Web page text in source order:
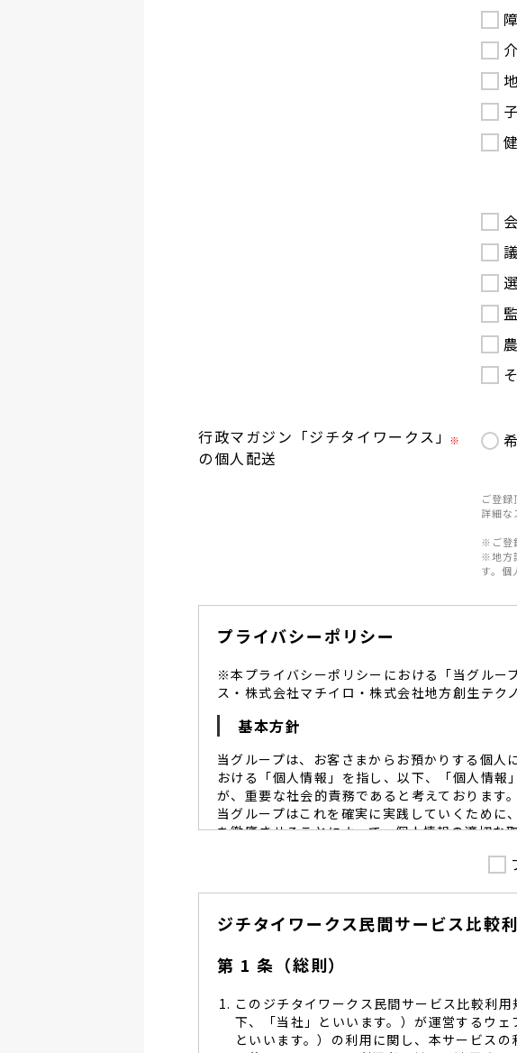
行政マガジン「ジチタイワークス」
の個人配送
※
ご登
詳細な
※ご登
※地方
す。個
プライバシーポリシー
※本プライバシーポリシーにおける「当グルー
ス・株式会社マチイロ・株式会社地方創生テク
基本方針
当グループは、お客さまからお預かりする個
おける「個人情報」を指し、以下、「個人情
が、重要な社会的責務であると考えております。
当グループはこれを確実に実践していくため
を徹底させることによって、個人情報の適切な
当グループは、個人情報保護に係る法令そ
個人情報保護に努めます。
し、同意を得た必要な範囲内で適切な取得、
管理を求め、委託先を監督致します。
当グループは、お預かりする個人情報を正
る予防並びに是正の為、社内規程を整備し
当グループは、個人情報保護に関する社内
します。
ジチタイワークス民間サービス比較
第 1 条（総則）
このジチタイワークス民間サービス比較利
下、「当社」といいます。）が運営するウ
といいます。）の利用に関し、本サービス